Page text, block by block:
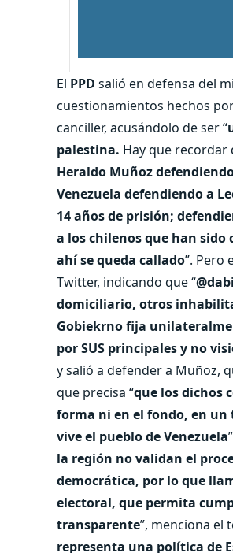
El PPD salió en defensa del
cuestionamientos hechos
canciller, acusándolo de ser “
palestina. Hay que recordar
Heraldo Muñoz
Venezuela defendiendo a
14 años de prisión;
a los chilenos que han
ahí se queda callado”. Pero
Twitter, indicando que “
domiciliario, otros
Gobiekrno fija
por SUS principales y no
y salió a defender a Muñoz,
que precisa “que los dichos
forma ni en el fondo, en
vive el pueblo de Venezuela
la región no validan el
democrática, por lo que
electoral, que permita
transparente”, menciona el
representa una política de